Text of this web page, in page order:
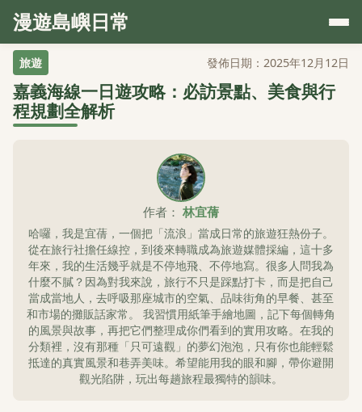
漫遊島嶼日常
旅遊 發佈日期：2025年12月12日
嘉義海線一日遊攻略：必訪景點、美食與行
程規劃全解析
作者： 林宜蒨
哈囉，我是宜蒨，一個把「流浪」當成日常的旅遊狂熱份子。
從在旅行社擔任線控，到後來轉職成為旅遊媒體採編，這十多
年來，我的生活幾乎就是不停地飛、不停地寫。很多人問我為
什麼不膩？因為對我來說，旅行不只是踩點打卡，而是把自己
當成當地人，去呼吸那座城市的空氣、品味街角的早餐、甚至
和市場的攤販話家常。 我習慣用紙筆手繪地圖，記下每個轉角
的風景與故事，再把它們整理成你們看到的實用攻略。在我的
分類裡，沒有那種「只可遠觀」的夢幻泡泡，只有你也能輕鬆
抵達的真實風景和巷弄美味。希望能用我的眼和腳，帶你避開
觀光陷阱，玩出每趟旅程最獨特的韻味。